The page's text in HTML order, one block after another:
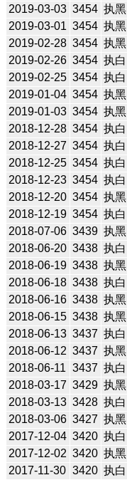
2019-03-03 3454 执黑
2019-03-01 3454 执黑
2019-02-28 3454 执黑
2019-02-26 3454 执白
2019-02-25 3454 执白
2019-01-04 3454 执黑
2019-01-03 3454 执黑
2018-12-28 3454 执白
2018-12-27 3454 执白
2018-12-25 3454 执白
2018-12-23 3454 执白
2018-12-20 3454 执黑
2018-12-19 3454 执白
2018-07-06 3439 执黑
2018-06-20 3438 执白
2018-06-19 3438 执黑
2018-06-18 3438 执白
2018-06-16 3438 执黑
2018-06-15 3438 执黑
2018-06-13 3437 执白
2018-06-12 3437 执黑
2018-06-11 3437 执白
2018-03-17 3429 执黑
2018-03-13 3428 执白
2018-03-06 3427 执黑
2017-12-04 3420 执白
2017-12-02 3420 执黑
2017-11-30 3420 执白